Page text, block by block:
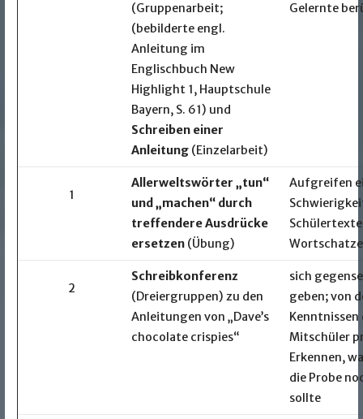
(Gruppenarbeit;
(bebilderte engl.
Anleitung im
Englischbuch New
Highlight 1, Hauptschule
Bayern, S. 61) und
Schreiben einer
Anleitung (Einzelarbeit)
Gelernte
1
Allerweltswörter „tun“
und „machen“ durch
treffendere Ausdrücke
ersetzen (Übung)
Aufgreifen
2
Schreibkonferenz
(Dreiergruppen) zu den
Anleitungen von „Dave’s
chocolate crispies“
sich
geben; von
Kenntnissen
Mitschüler
Erkennen,
die Probe
sollte